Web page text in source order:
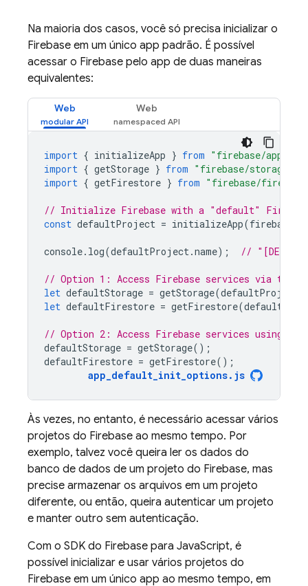
Na maioria dos casos, você só precisa inicializar o
Firebase em um único app padrão. É possível
acessar o Firebase pelo app de duas maneiras
equivalentes:
Web Web
import { initializeApp } from "firebase/app"
import { getStorage } from "firebase/storage"
import { getFirestore } from "firebase/
// Initialize Firebase with a "default"
const defaultProject = initializeApp(
console. log(defaultProject.name); //
// Option 1: Access Firebase services via the
let defaultStorage = getStorage(defaultProject
let defaultFirestore = getFirestore(
// Option 2: Access Firebase services using
defaultStorage = getStorage();
defaultFirestore = getFirestore();
app_default_init_options. js
Às vezes, no entanto, é necessário acessar vários
projetos do Firebase ao mesmo tempo. Por
exemplo, talvez você queira ler os dados do
banco de dados de um projeto do Firebase, mas
precise armazenar os arquivos em um projeto
diferente, ou então, queira autenticar um projeto
e manter outro sem autenticação.
Com o SDK do Firebase para JavaScript, é
possível inicializar e usar vários projetos do
Firebase em um único app ao mesmo tempo, em